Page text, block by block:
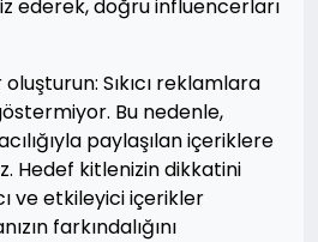
ederek, doğru influencerları
Sıkıcı reklamlara
Bu nedenle,
paylaşılan içeriklere
Hedef kitlenizin dikkatini
ve etkileyici içerikler
farkındalığını